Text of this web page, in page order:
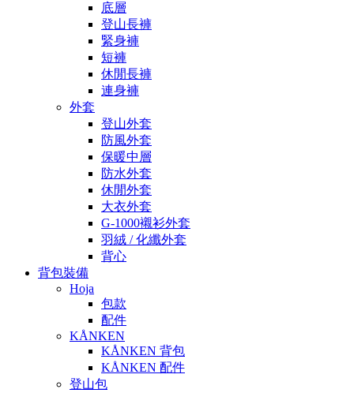
底層
登山長褲
緊身褲
短褲
休閒長褲
連身褲
外套
登山外套
防風外套
保暖中層
防水外套
休閒外套
大衣外套
G-1000襯衫外套
羽絨 / 化纖外套
背心
背包裝備
Hoja
包款
配件
KÅNKEN
KÅNKEN 背包
KÅNKEN 配件
登山包